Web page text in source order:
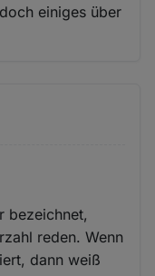
einiges über
bezeichnet,
reden. Wenn
dann weiß